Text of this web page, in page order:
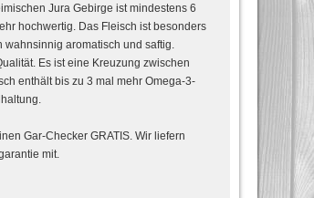
Jura Gebirge ist mindestens 6
hochwertig. Das Fleisch ist besonders
wahnsinnig aromatisch und saftig.
Es ist eine Kreuzung zwischen
enthält bis zu 3 mal mehr Omega-3-
Gar-Checker GRATIS. Wir liefern
mit.